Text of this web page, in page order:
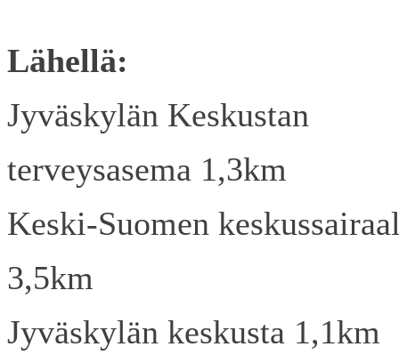
Lähellä:
Jyväskylän Keskustan
terveysasema 1,3km
Keski-Suomen
3,5km
Jyväskylän keskusta 1,1km